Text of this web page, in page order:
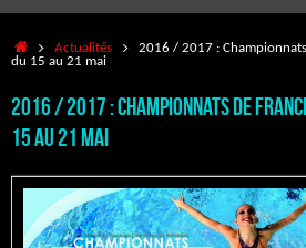
AccueilActualités
2016 / 2017 :
du 15 au 21 mai
2016 / 2017 : Championnats de
15 au 21 mai